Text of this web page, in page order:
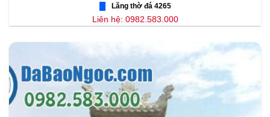
Lăng thờ đá 4265
Liên hệ: 0982.583.000